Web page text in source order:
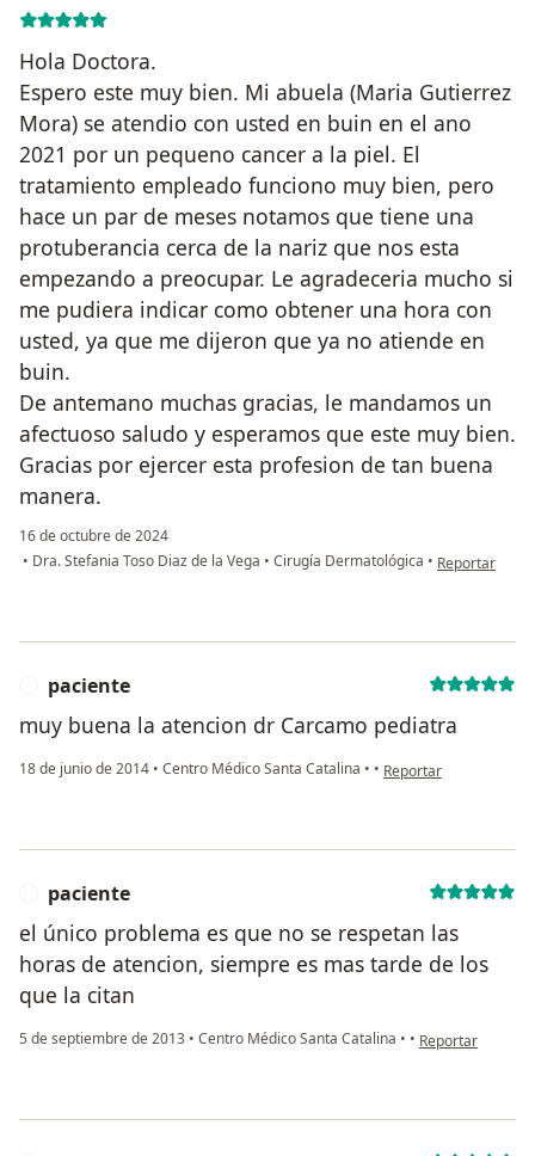
Hola Doctora.
Espero este muy bien. Mi abuela (Maria Gutierrez
Mora) se atendio con usted en buin en el ano
2021 por un pequeno cancer a la piel. El
tratamiento empleado funciono muy bien, pero
hace un par de meses notamos que tiene una
protuberancia cerca de la nariz que nos esta
empezando a preocupar. Le agradeceria mucho si
me pudiera indicar como obtener una hora con
usted, ya que me dijeron que ya no atiende en
buin.
De antemano muchas gracias, le mandamos un
afectuoso saludo y esperamos que este muy bien.
Gracias por ejercer esta profesion de tan buena
manera.
16 de octubre de 2024
• Dra. Stefania Toso Diaz de la Vega • Cirugía Dermatológica • en opinión
Reportar
paciente
muy buena la atencion dr Carcamo pediatra
18 de junio de 2014 • Centro Médico Santa Catalina • • en opinión del usuario
Reportar
paciente
el único problema es que no se respetan las
horas de atencion, siempre es mas tarde de los
que la citan
5 de septiembre de 2013 • Centro Médico Santa Catalina • • en opinión del
Reportar